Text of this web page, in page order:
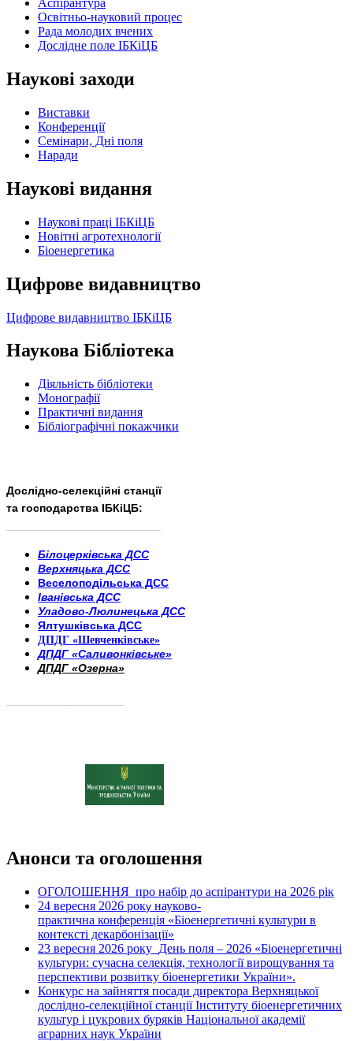
Аспірантура
Освітньо-науковий процес
Рада молодих вчених
Дослідне поле ІБКіЦБ
Наукові заходи
Виставки
Конференції
Семінари, Дні поля
Наради
Наукові видання
Наукові праці ІБКіЦБ
Новітні агротехнології
Бiоенергетика
Цифрове видавництво
Цифрове видавництво ІБКіЦБ
Наукова Бібліотека
Діяльність бібліотеки
Монографії
Практичні видання
Бібліографічні покажчики
Дослідно-селекційні станції
та господарства ІБКіЦБ:
Білоцерківська ДСС
Верхняцька ДСС
Веселоподільська ДСС
Іванівська ДСС
Уладово-Люлинецька ДСС
Ялтушківська ДСС
ДПДГ «Шевченківське»
ДПДГ «Саливонківське»
ДПДГ «Озерна»
Анонси та оголошення
ОГОЛОШЕННЯ про набір до аспірантури на 2026 рік
24 вересня 2026 року науково-
практична конференція «Біоенергетичні культури в
контексті декарбонізації»
23 вересня 2026 року День поля – 2026 «Біоенергетичні
культури: сучасна селекція, технології вирощування та
перспективи розвитку біоенергетики України».
Конкурс на зайняття посади директора Верхняцької
дослідно-селекційної станції Інституту біоенергетичних
культур і цукрових буряків Національної академії
аграрних наук України